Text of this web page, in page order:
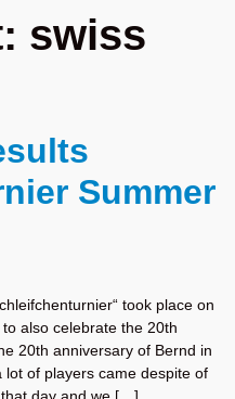
swiss
Summer
took place on
also celebrate the 20th
20th anniversary of Bernd in
of players came despite of